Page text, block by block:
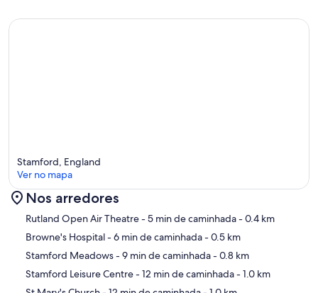
Visitor Ready, the trusted hospitality program backed by AA and
Completing this in advance allows us to prepare for your arrival and
helps avoid any delays at check-in. Please note that failure to
complete the form before arrival may result in delays in accessing
The garden is fully enclosed, but guests are still responsible for
Mapa
Stamford, England
Ver no mapa
Nos arredores
Rutland Open Air Theatre- 5 min de caminhada- 0.4 km
Browne's Hospital- 6 min de caminhada- 0.5 km
Stamford Meadows- 9 min de caminhada- 0.8 km
Stamford Leisure Centre- 12 min de caminhada- 1.0 km